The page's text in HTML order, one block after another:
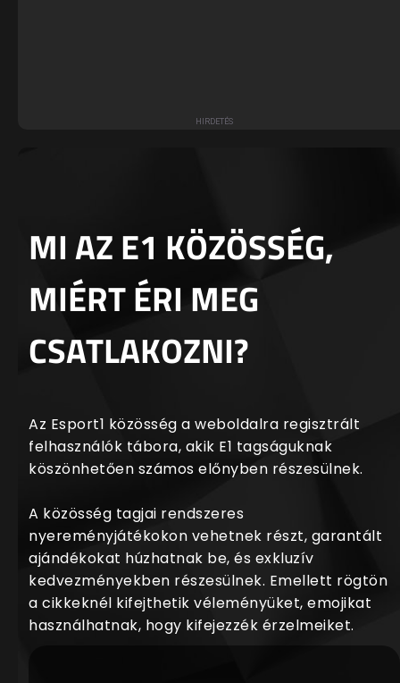
MI AZ E1 KÖZÖSSÉG,
MIÉRT ÉRI MEG
CSATLAKOZNI?
Az Esport1 közösség a weboldalra regisztrált
felhasználók tábora, akik E1 tagságuknak
köszönhetően számos előnyben részesülnek.
A közösség tagjai rendszeres
nyereményjátékokon vehetnek részt, garantált
ajándékokat húzhatnak be, és exkluzív
kedvezményekben részesülnek. Emellett rögtön
a cikkeknél kifejthetik véleményüket, emojikat
használhatnak, hogy kifejezzék érzelmeiket.